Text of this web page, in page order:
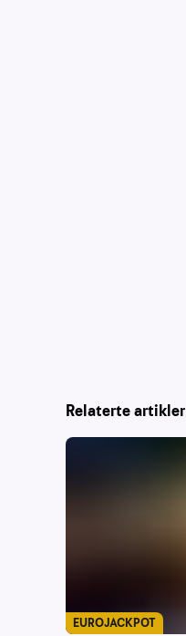
Relaterte artikler
EUROJACKPOT